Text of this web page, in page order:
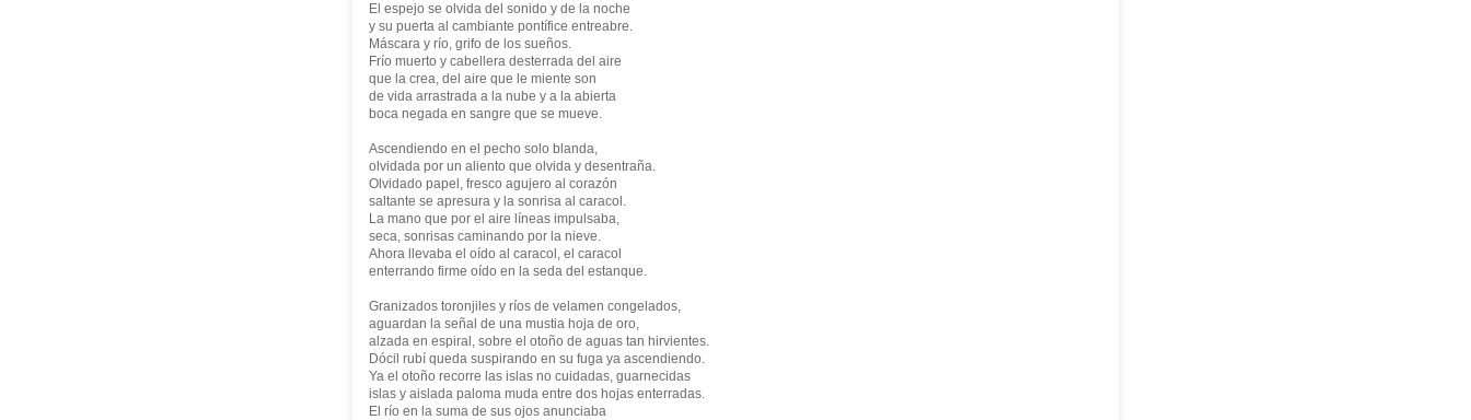
El espejo se olvida del sonido y de la noche
y su puerta al cambiante pontífice entreabre.
Máscara y río, grifo de los sueños.
Frío muerto y cabellera desterrada del aire
que la crea, del aire que le miente son
de vida arrastrada a la nube y a la abierta
boca negada en sangre que se mueve.
Ascendiendo en el pecho solo blanda,
olvidada por un aliento que olvida y desentraña.
Olvidado papel, fresco agujero al corazón
saltante se apresura y la sonrisa al caracol.
La mano que por el aire líneas impulsaba,
seca, sonrisas caminando por la nieve.
Ahora llevaba el oído al caracol, el caracol
enterrando firme oído en la seda del estanque.
Granizados toronjiles y ríos de velamen congelados,
aguardan la señal de una mustia hoja de oro,
alzada en espiral, sobre el otoño de aguas tan hirvientes.
Dócil rubí queda suspirando en su fuga ya ascendiendo.
Ya el otoño recorre las islas no cuidadas, guarnecidas
islas y aislada paloma muda entre dos hojas enterradas.
El río en la suma de sus ojos anunciaba